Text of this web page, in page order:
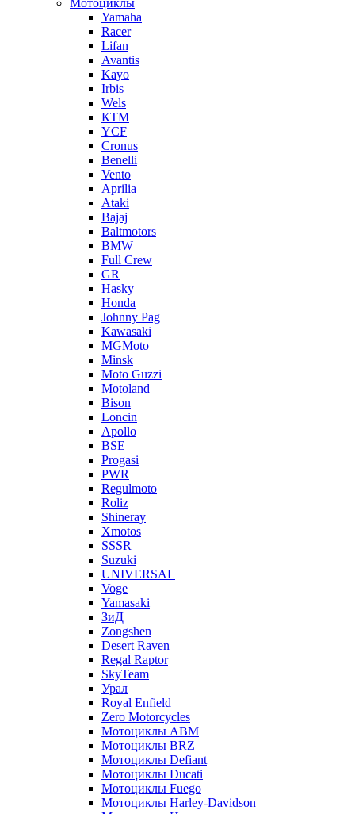
Мотоциклы
Yamaha
Racer
Lifan
Avantis
Kayo
Irbis
Wels
КТМ
YCF
Cronus
Benelli
Vento
Aprilia
Ataki
Bajaj
Baltmotors
BMW
Full Crew
GR
Hasky
Honda
Johnny Pag
Kawasaki
MGMoto
Minsk
Moto Guzzi
Motoland
Bison
Loncin
Apollo
BSE
Progasi
PWR
Regulmoto
Roliz
Shineray
Xmotos
SSSR
Suzuki
UNIVERSAL
Voge
Yamasaki
ЗиД
Zongshen
Desert Raven
Regal Raptor
SkyTeam
Урал
Royal Enfield
Zero Motorcycles
Мотоциклы ABM
Мотоциклы BRZ
Мотоциклы Defiant
Мотоциклы Ducati
Мотоциклы Fuego
Мотоциклы Harley-Davidson